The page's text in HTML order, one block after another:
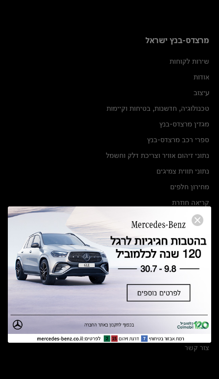
מרצדס-בנץ ישראל
שירות לקוחות
אודות
עיצוב
טכנולוגיה, חדשנות, בטיחות וקיימות
מגזין מרצדס-בנץ
ספרי רכב מרצדס-בנץ
נתוני זיהום אוויר וצריכת דלק וחשמל
נתוני תווית צמיגים
מחירון חלפים
קריאה חוזרת
הודעה על הטבות לרכבי מרצדס בהסדר פשרה בתצ 56447-02-19
תקנון ימי מכירות 120 לכלמוביל
מצאו אותנו
אולמות תצוגה
מרכזי שירות
צור קשר